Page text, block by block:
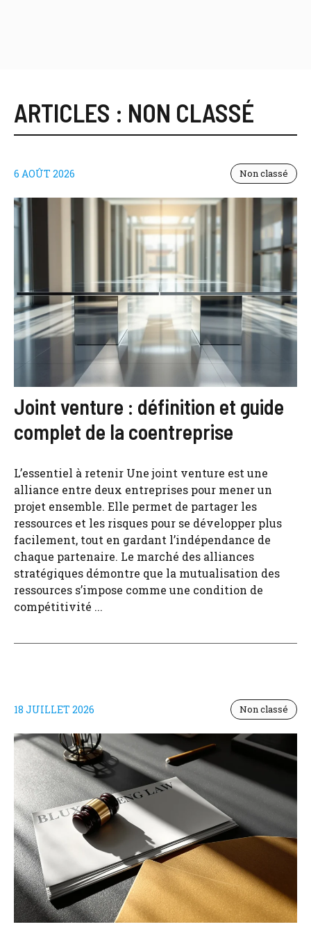
ARTICLES : NON CLASSÉ
6 AOÛT 2026 Non classé
Joint venture : définition et guide
complet de la coentreprise
L’essentiel à retenir Une joint venture est une
alliance entre deux entreprises pour mener un
projet ensemble. Elle permet de partager les
ressources et les risques pour se développer plus
facilement, tout en gardant l’indépendance de
chaque partenaire. Le marché des alliances
stratégiques démontre que la mutualisation des
ressources s’impose comme une condition de
compétitivité ...
18 JUILLET 2026 Non classé